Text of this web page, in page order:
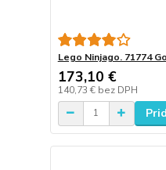
Lego Ninjago. 71774
173,10 €
140,73 € bez DPH